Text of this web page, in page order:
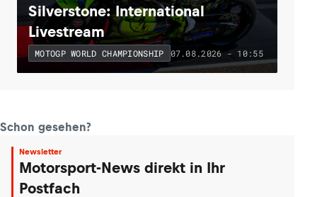
Silverstone: International
Livestream
MOTOGP WORLD CHAMPIONSHIP 07.08.2026 - 10:55
Schon gesehen?
Newsletter
Motorsport-News direkt in Ihr
Postfach